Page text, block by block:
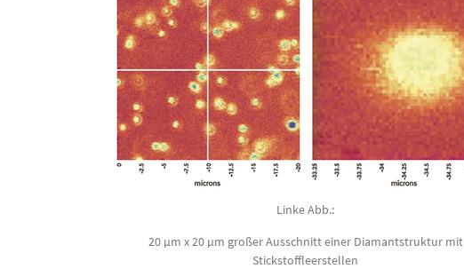
Linke Abb.:
20 µm x 20 µm großer Ausschnitt einer Diamantstruktur mit
Stickstoffleerstellen